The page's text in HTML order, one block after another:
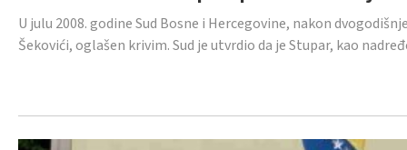
U julu 2008. godine Sud Bosne i Hercegovine, nakon
Šekovići, oglašen krivim. Sud je utvrdio da je Stupar, kao